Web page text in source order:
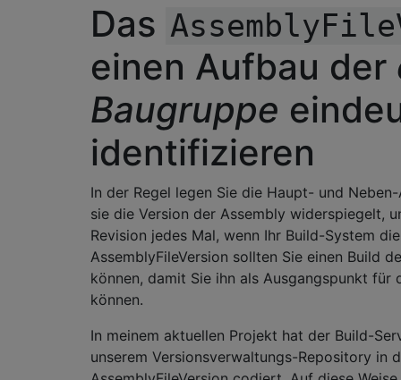
Das
einen Aufbau der
Baugruppe
identifizieren
In der Regel legen Sie die Haupt- und
sie die Version der Assembly widerspiegelt,
Revision jedes Mal, wenn Ihr Build-System
AssemblyFileVersion sollten Sie einen Build
können, damit Sie ihn als Ausgangspunkt
können.
In meinem aktuellen Projekt hat der Build-
unserem Versionsverwaltungs-Repository in